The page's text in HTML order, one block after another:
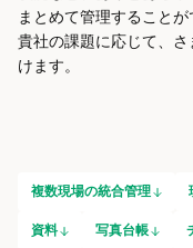
まとめて管理することが
貴社の課題に応じて、
けます。
複数現場の統合管理
資料 写真台帳